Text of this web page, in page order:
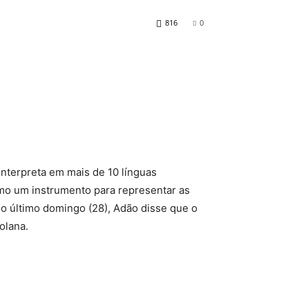
0
816
em mais de 10 línguas
um instrumento para representar as
último domingo (28), Adão disse que o